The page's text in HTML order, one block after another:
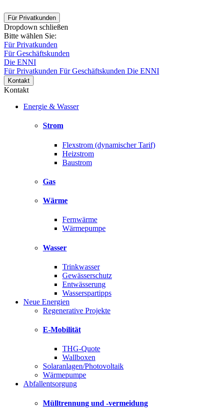
Für Privatkunden
Dropdown schließen
Bitte wählen Sie:
Für Privatkunden
Für Geschäftskunden
Die ENNI
Für Privatkunden Für Geschäftskunden Die ENNI
Kontakt
Kontakt
Energie & Wasser
Strom
Flexstrom (dynamischer Tarif)
Heizstrom
Baustrom
Gas
Wärme
Fernwärme
Wärmepumpe
Wasser
Trinkwasser
Gewässerschutz
Entwässerung
Wasserspartipps
Neue Energien
Regenerative Projekte
E-Mobilität
THG-Quote
Wallboxen
Solaranlagen/Photovoltaik
Wärmepumpe
Abfallentsorgung
Mülltrennung und -vermeidung